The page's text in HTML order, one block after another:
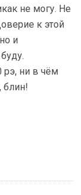
не могу. Не
к этой
и
рэ, ни в чём
блин!